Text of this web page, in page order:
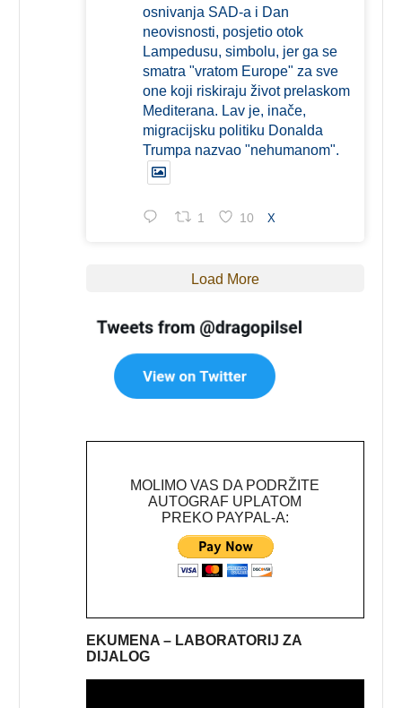
osnivanja SAD-a i Dan
neovisnosti, posjetio otok
Lampedusu, simbolu, jer ga se
smatra "vratom Europe" za sve
one koji riskiraju život prelaskom
Mediterana. Lav je, inače,
migracijsku politiku Donalda
Trumpa nazvao "nehumanom".
1 10 X
Load More
MOLIMO VAS DA PODRŽITE
AUTOGRAF UPLATOM
PREKO PAYPAL-A:
EKUMENA – LABORATORIJ ZA
DIJALOG